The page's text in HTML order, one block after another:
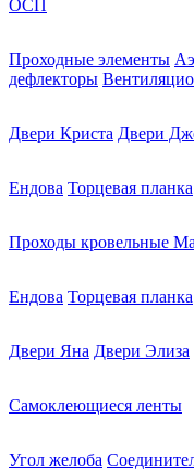
ОСП
Проходные элементы
дефлекторы
Двери Криста Двери
Ендова Торцевая планка
Проходы кровельные
Ендова Торцевая планка
Двери Яна Двери Элиза
Самоклеющиеся ленты
Угол желоба